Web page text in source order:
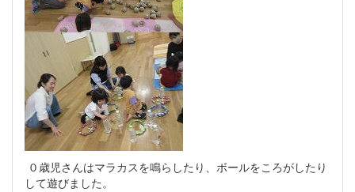
０歳児さんはマラカスを鳴らしたり、ボールをころがしたり
して遊びました。